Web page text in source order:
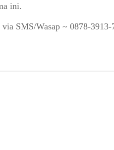
ini.
SMS/Wasap ~ 0878-3913-